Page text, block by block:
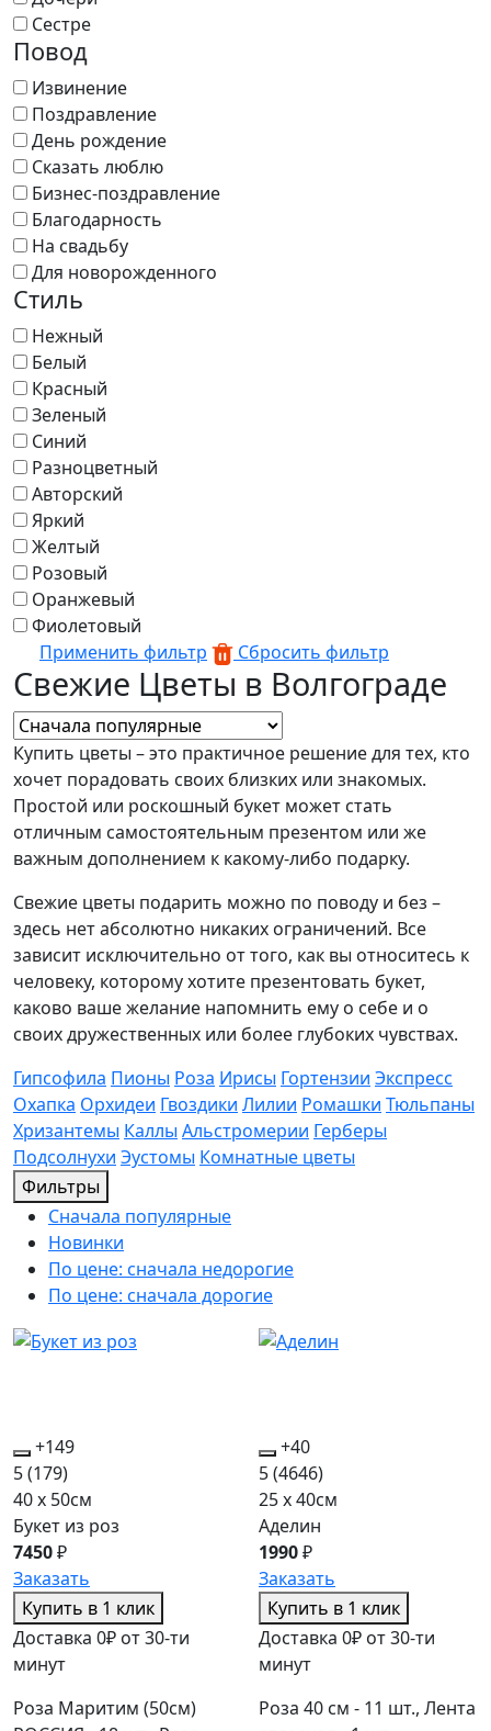
Сестре
Повод
Извинение
Поздравление
День рождение
Сказать люблю
Бизнес-поздравление
Благодарность
На свадьбу
Для новорожденного
Стиль
Нежный
Белый
Красный
Зеленый
Синий
Разноцветный
Авторский
Яркий
Желтый
Розовый
Оранжевый
Фиолетовый
Применить фильтр
Сбросить фильтр
Свежие Цветы в Волгограде
Купить цветы – это практичное решение для тех, кто
хочет порадовать своих близких или знакомых.
Простой или роскошный букет может стать
отличным самостоятельным презентом или же
важным дополнением к какому-либо подарку.
Свежие цветы подарить можно по поводу и без –
здесь нет абсолютно никаких ограничений. Все
зависит исключительно от того, как вы относитесь к
человеку, которому хотите презентовать букет,
каково ваше желание напомнить ему о себе и о
своих дружественных или более глубоких чувствах.
Гипсофила Пионы Роза Ирисы Гортензии Экспресс
Охапка Орхидеи Гвоздики Лилии Ромашки Тюльпаны
Хризантемы Каллы Альстромерии Герберы
Подсолнухи Эустомы Комнатные цветы
Фильтры
Сначала популярные
Новинки
По цене: сначала недорогие
По цене: сначала дорогие
+149
5(179)
40 x 50см
Букет из роз
7450₽
Заказать
Купить в 1 клик
Доставка 0₽ от 30-ти
минут
Роза Маритим (50см)
+40
5(4646)
25 x 40см
Аделин
1990₽
Заказать
Купить в 1 клик
Доставка 0₽ от 30-ти
минут
Роза 40 см - 11 шт., Лента